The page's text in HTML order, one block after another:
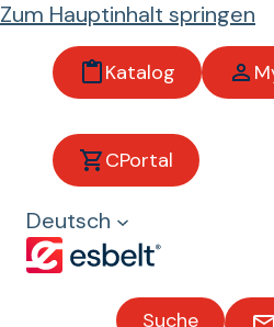
Zum Hauptinhalt springen
Katalog
CPortal
Deutsch
Suche
Toptran
s-
Antrieb
sriemen